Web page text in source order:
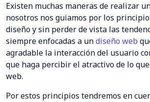
Existen muchas maneras de realizar
nosotros nos guiamos por los
diseño y sin perder de vista las
siempre enfocadas a undiseño web
agradable la interacción del usuario
que haga percibir el atractivo de lo
web.
Por estos principios tendremos en